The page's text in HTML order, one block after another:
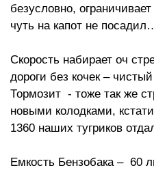
безусловно,
чуть на капот не
Скорость набирает оч
дороги без кочек –
Тормозит - тоже так же
новыми колодками,
1360 наших тугриков
Емкость Бензобака – 60